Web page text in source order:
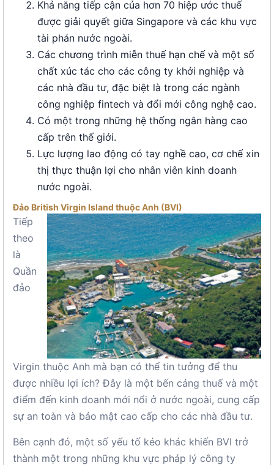
Khả năng tiếp cận của hơn 70 hiệp ước thuế
được giải quyết giữa Singapore và các khu vực
tài phán nước ngoài.
Các chương trình miễn thuế hạn chế và một số
chất xúc tác cho các công ty khởi nghiệp và
các nhà đầu tư, đặc biệt là trong các ngành
công nghiệp fintech và đổi mới công nghệ cao.
Có một trong những hệ thống ngân hàng cao
cấp trên thế giới.
Lực lượng lao động có tay nghề cao, cơ chế xin
thị thực thuận lợi cho nhân viên kinh doanh
nước ngoài.
Đảo British Virgin Island thuộc Anh (BVI)
Tiếp
theo
là
Quần
đảo
Virgin thuộc Anh mà bạn có thể tin tưởng để thu
được nhiều lợi ích? Đây là một bến cảng thuế và một
điểm đến kinh doanh mới nổi ở nước ngoài, cung cấp
sự an toàn và bảo mật cao cấp cho các nhà đầu tư.
Bên cạnh đó, một số yếu tố kéo khác khiến BVI trở
thành một trong những khu vực pháp lý công ty